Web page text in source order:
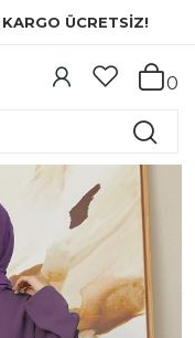
KARGO ÜCRETSİZ!
0